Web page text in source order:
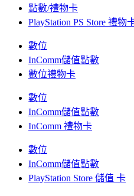
點數/禮物卡
PlayStation PS Store 禮物
數位
InComm儲值點數
數位禮物卡
數位
InComm儲值點數
InComm 禮物卡
數位
InComm儲值點數
PlayStation Store 儲值 卡